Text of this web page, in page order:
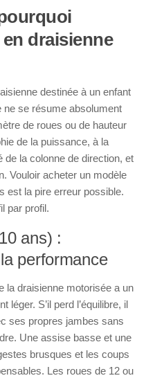
draisienne
destinée à un enfant
ne se résume absolument
de roues ou de hauteur
de la puissance, à la
de la colonne de direction, et
Vouloir acheter un modèle
est la pire erreur possible.
par profil.
ans) :
performance
la draisienne motorisée a un
léger. S’il perd l’équilibre, il
ses propres jambes sans
Une assise basse et une
brusques et les coups
Les roues de 12 ou